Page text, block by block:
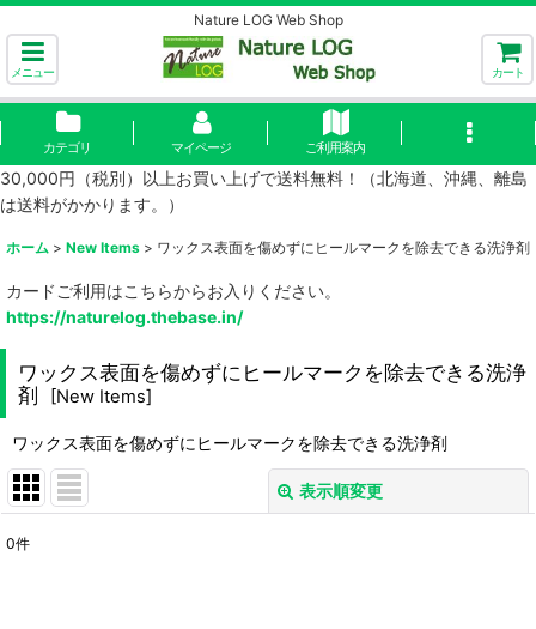
Nature LOG Web Shop
メニュー カート
カテゴリ マイページ ご利用案内
30,000円（税別）以上お買い上げで送料無料！（北海道、沖縄、離島
は送料がかかります。）
ホーム > New Items > ワックス表面を傷めずにヒールマークを除去できる洗浄剤
カードご利用はこちらからお入りください。
https://naturelog.thebase.in/
ワックス表面を傷めずにヒールマークを除去できる洗浄
剤
[New Items]
ワックス表面を傷めずにヒールマークを除去できる洗浄剤
表示順変更
0件